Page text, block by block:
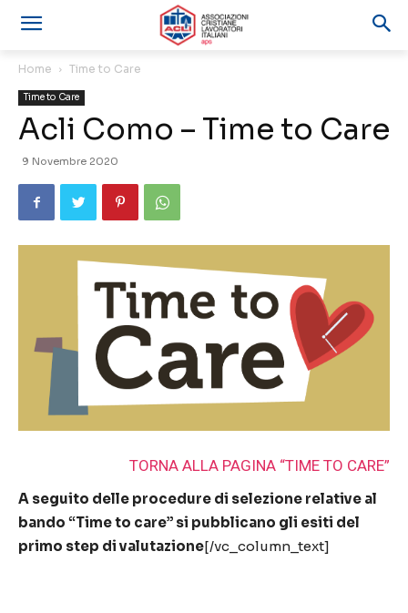
Home Time to Care
Time to Care
Acli Como – Time to Care
9 Novembre 2020
TORNA ALLA PAGINA “TIME TO CARE”
A seguito delle procedure di selezione relative al
bando “Time to care” si pubblicano gli esiti del
primo step di valutazione[/vc_column_text]